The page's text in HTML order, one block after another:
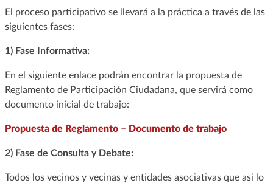
El proceso participativo se llevará a la práctica a través de las
siguientes fases:
1) Fase Informativa:
En el siguiente enlace podrán encontrar la propuesta de
Reglamento de Participación Ciudadana, que servirá como
documento inicial de trabajo:
Propuesta de Reglamento – Documento de trabajo
2) Fase de Consulta y Debate:
Todos los vecinos y vecinas y entidades asociativas que así lo